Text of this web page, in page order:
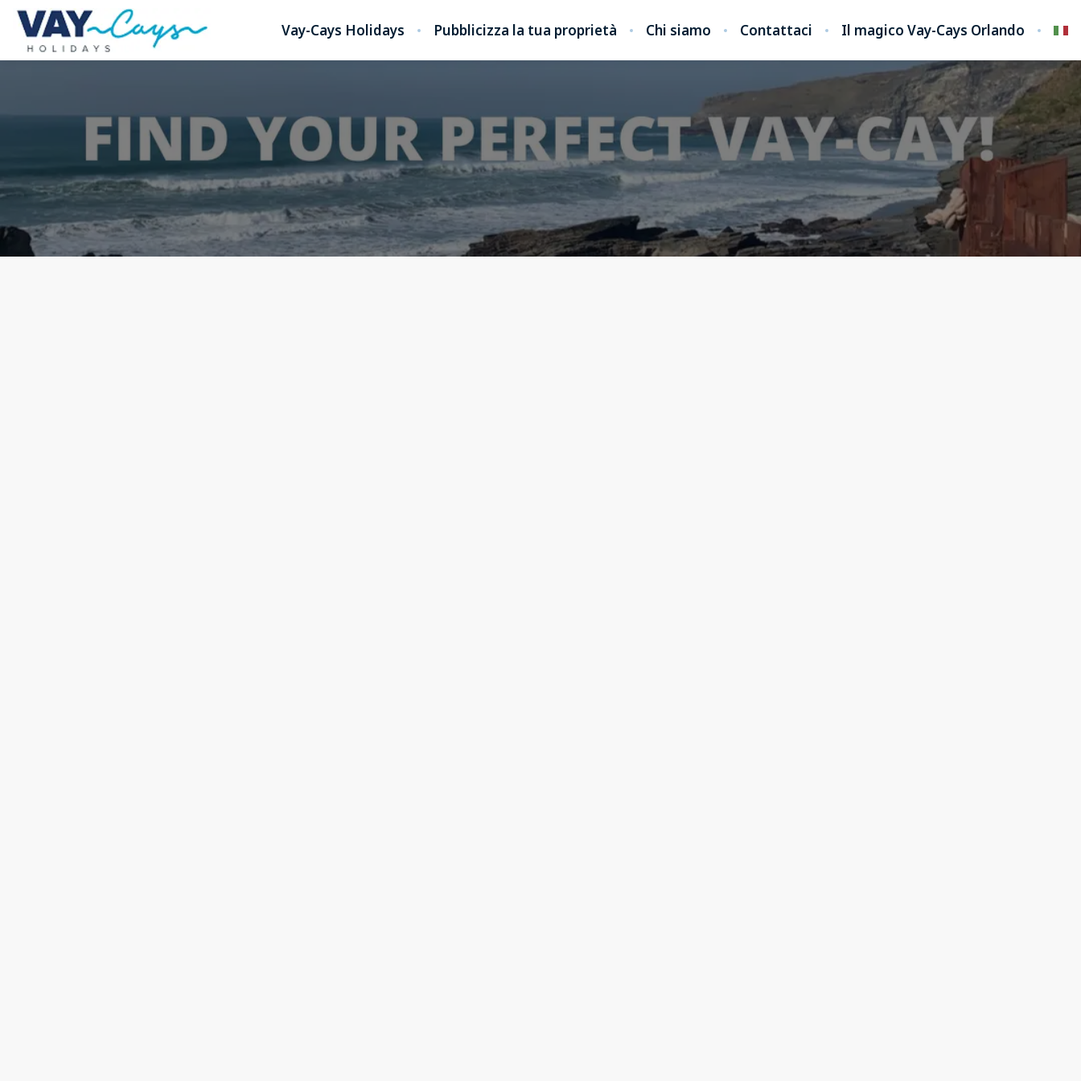
Vay-Cays Holidays Pubblicizza la tua proprietà Chi siamo Contattaci Il magico Vay-Cays Orlando